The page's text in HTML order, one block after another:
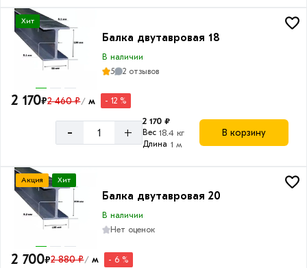
Хит
Балка двутавровая 18
В наличии
5
2 отзывов
2 170₽2 460 ₽/ м - 12 %
- +
2 170 ₽
Вес 18.4 кг
Длина 1 м
В корзину
Акция Хит
Балка двутавровая 20
В наличии
Нет оценок
2 700₽2 880 ₽/ м - 6 %